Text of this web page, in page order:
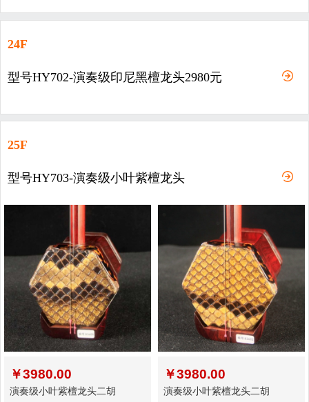
24F
型号HY702-演奏级印尼黑檀龙头2980元
25F
型号HY703-演奏级小叶紫檀龙头
￥3980.00
演奏级小叶紫檀龙头二胡
￥3980.00
演奏级小叶紫檀龙头二胡